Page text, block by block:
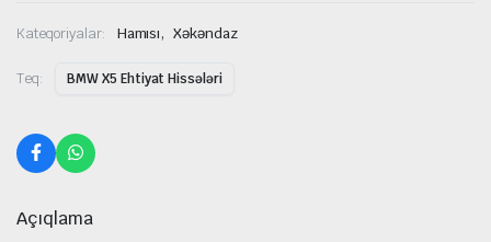
Kateqoriyalar: Hamısı, Xəkəndaz
Teq: BMW X5 Ehtiyat Hissələri
Açıqlama